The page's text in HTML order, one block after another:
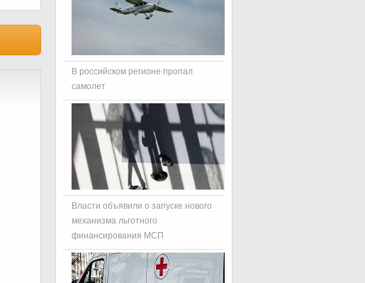
В российском регионе пропал
самолет
Власти объявили о запуске нового
механизма льготного
финансирования МСП